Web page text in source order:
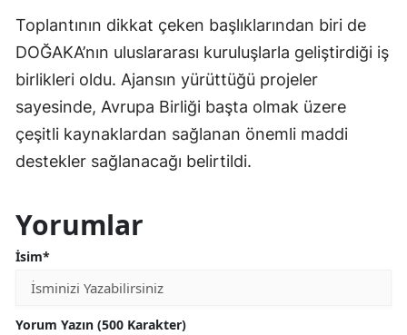
Toplantının dikkat çeken başlıklarından biri de
DOĞAKA’nın uluslararası kuruluşlarla geliştirdiği iş
birlikleri oldu. Ajansın yürüttüğü projeler
sayesinde, Avrupa Birliği başta olmak üzere
çeşitli kaynaklardan sağlanan önemli maddi
destekler sağlanacağı belirtildi.
Yorumlar
İsim*
Yorum Yazın (500 Karakter)